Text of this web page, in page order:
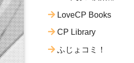
LoveCP Books
CP Library
ふじょコミ！